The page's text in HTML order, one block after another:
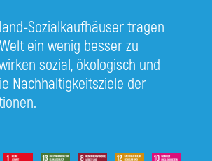
Sozialkaufhäuser tragen
ein wenig besser zu
sozial, ökologisch und
Nachhaltigkeitsziele der